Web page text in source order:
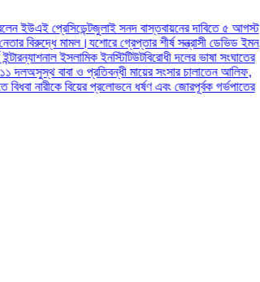
সনদ বাস্তবায়নের দাবিতে ৫ আগস্ট
গ্রেপ্তার শীর্ষ সন্ত্রাসী ডেভিড ইমন,
বিরোধী দলের ভাষা সংঘাতের
মায়ের সংসার চালাতেন আলিফ,
ধর্ষণ এবং জোরপূর্বক গর্ভপাতের